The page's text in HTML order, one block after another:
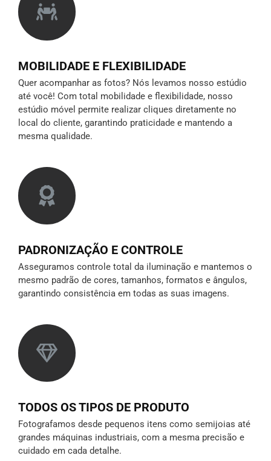
MOBILIDADE E FLEXIBILIDADE
Quer acompanhar as fotos? Nós levamos nosso estúdio
até você! Com total mobilidade e flexibilidade, nosso
estúdio móvel permite realizar cliques diretamente no
local do cliente, garantindo praticidade e mantendo a
mesma qualidade.
PADRONIZAÇÃO E CONTROLE
Asseguramos controle total da iluminação e mantemos o
mesmo padrão de cores, tamanhos, formatos e ângulos,
garantindo consistência em todas as suas imagens.
TODOS OS TIPOS DE PRODUTO
Fotografamos desde pequenos itens como semijoias até
grandes máquinas industriais, com a mesma precisão e
cuidado em cada detalhe.